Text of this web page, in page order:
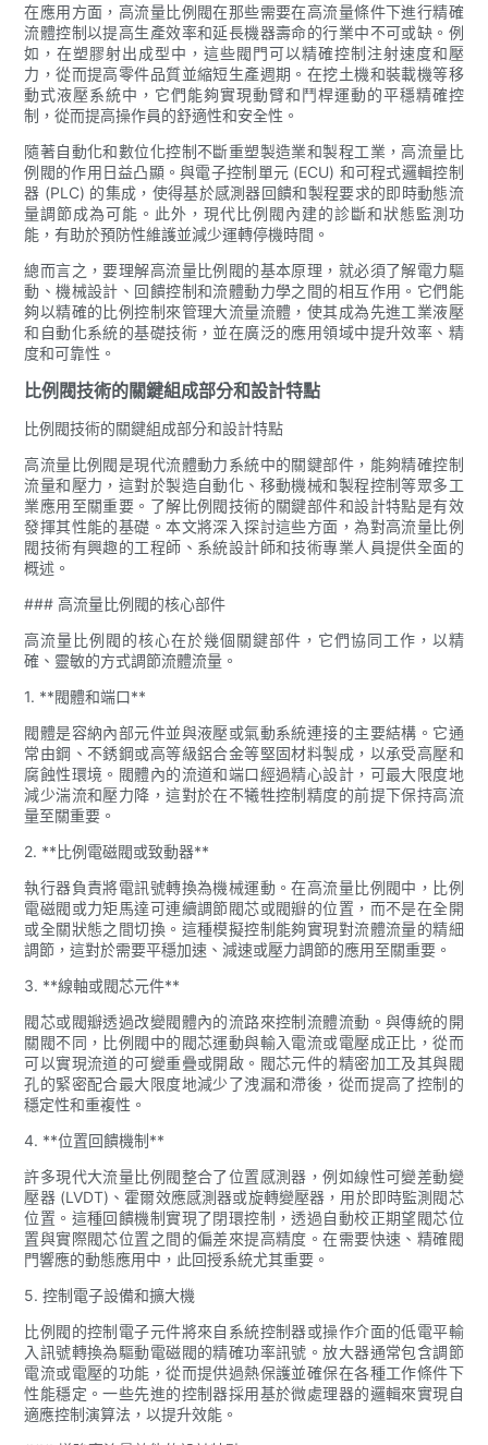
在應用方面，高流量比例閥在那些需要在高流量條件下進行精確
流體控制以提高生產效率和延長機器壽命的行業中不可或缺。例
如，在塑膠射出成型中，這些閥門可以精確控制注射速度和壓
力，從而提高零件品質並縮短生產週期。在挖土機和裝載機等移
動式液壓系統中，它們能夠實現動臂和鬥桿運動的平穩精確控
制，從而提高操作員的舒適性和安全性。
隨著自動化和數位化控制不斷重塑製造業和製程工業，高流量比
例閥的作用日益凸顯。與電子控制單元 (ECU) 和可程式邏輯控制
器 (PLC) 的集成，使得基於感測器回饋和製程要求的即時動態流
量調節成為可能。此外，現代比例閥內建的診斷和狀態監測功
能，有助於預防性維護並減少運轉停機時間。
總而言之，要理解高流量比例閥的基本原理，就必須了解電力驅
動、機械設計、回饋控制和流體動力學之間的相互作用。它們能
夠以精確的比例控制來管理大流量流體，使其成為先進工業液壓
和自動化系統的基礎技術，並在廣泛的應用領域中提升效率、精
度和可靠性。
比例閥技術的關鍵組成部分和設計特點
比例閥技術的關鍵組成部分和設計特點
高流量比例閥是現代流體動力系統中的關鍵部件，能夠精確控制
流量和壓力，這對於製造自動化、移動機械和製程控制等眾多工
業應用至關重要。了解比例閥技術的關鍵部件和設計特點是有效
發揮其性能的基礎。本文將深入探討這些方面，為對高流量比例
閥技術有興趣的工程師、系統設計師和技術專業人員提供全面的
概述。
### 高流量比例閥的核心部件
高流量比例閥的核心在於幾個關鍵部件，它們協同工作，以精
確、靈敏的方式調節流體流量。
1. **閥體和端口**
閥體是容納內部元件並與液壓或氣動系統連接的主要結構。它通
常由鋼、不銹鋼或高等級鋁合金等堅固材料製成，以承受高壓和
腐蝕性環境。閥體內的流道和端口經過精心設計，可最大限度地
減少湍流和壓力降，這對於在不犧牲控制精度的前提下保持高流
量至關重要。
2. **比例電磁閥或致動器**
執行器負責將電訊號轉換為機械運動。在高流量比例閥中，比例
電磁閥或力矩馬達可連續調節閥芯或閥瓣的位置，而不是在全開
或全關狀態之間切換。這種模擬控制能夠實現對流體流量的精細
調節，這對於需要平穩加速、減速或壓力調節的應用至關重要。
3. **線軸或閥芯元件**
閥芯或閥瓣透過改變閥體內的流路來控制流體流動。與傳統的開
關閥不同，比例閥中的閥芯運動與輸入電流或電壓成正比，從而
可以實現流道的可變重疊或開啟。閥芯元件的精密加工及其與閥
孔的緊密配合最大限度地減少了洩漏和滯後，從而提高了控制的
穩定性和重複性。
4. **位置回饋機制**
許多現代大流量比例閥整合了位置感測器，例如線性可變差動變
壓器 (LVDT)、霍爾效應感測器或旋轉變壓器，用於即時監測閥芯
位置。這種回饋機制實現了閉環控制，透過自動校正期望閥芯位
置與實際閥芯位置之間的偏差來提高精度。在需要快速、精確閥
門響應的動態應用中，此回授系統尤其重要。
5. 控制電子設備和擴大機
比例閥的控制電子元件將來自系統控制器或操作介面的低電平輸
入訊號轉換為驅動電磁閥的精確功率訊號。放大器通常包含調節
電流或電壓的功能，從而提供過熱保護並確保在各種工作條件下
性能穩定。一些先進的控制器採用基於微處理器的邏輯來實現自
適應控制演算法，以提升效能。